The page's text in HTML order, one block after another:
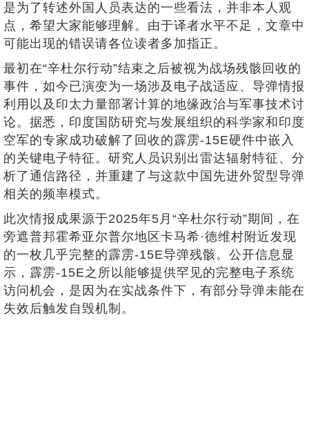
是为了转述外国人员表达的一些看法，并非本人观
点，希望大家能够理解。由于译者水平不足，文章中
可能出现的错误请各位读者多加指正。
最初在“辛杜尔行动”结束之后被视为战场残骸回收的
事件，如今已演变为一场涉及电子战适应、导弹情报
利用以及印太力量部署计算的地缘政治与军事技术讨
论。据悉，印度国防研究与发展组织的科学家和印度
空军的专家成功破解了回收的霹雳-15E硬件中嵌入
的关键电子特征。研究人员识别出雷达辐射特征、分
析了通信路径，并重建了与这款中国先进外贸型导弹
相关的频率模式。
此次情报成果源于2025年5月“辛杜尔行动”期间，在
旁遮普邦霍希亚尔普尔地区卡马希·德维村附近发现
的一枚几乎完整的霹雳-15E导弹残骸。公开信息显
示，霹雳-15E之所以能够提供罕见的完整电子系统
访问机会，是因为在实战条件下，有部分导弹未能在
失效后触发自毁机制。